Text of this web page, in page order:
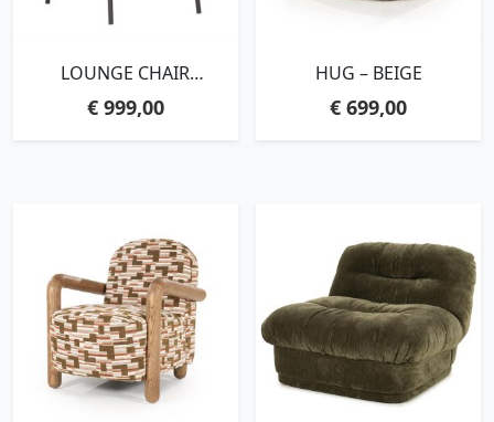
LOUNGE CHAIR
GLAMOUR SAND
€999,00
HUG – BEIGE
€ 699,00